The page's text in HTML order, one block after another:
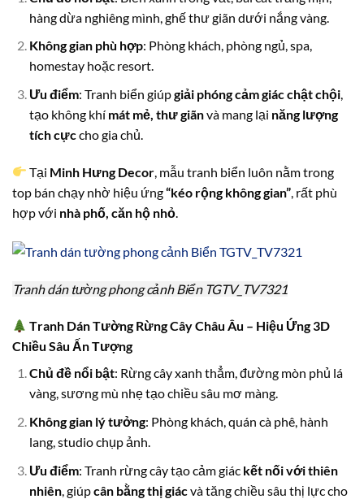
hàng dừa nghiêng mình, ghế thư giãn dưới nắng vàng.
Không gian phù hợp: Phòng khách, phòng ngủ, spa,
homestay hoặc resort.
Ưu điểm: Tranh biển giúpgiải phóng cảm giác chật chội,
tạo không khí mát mẻ, thư giãnvà mang lại năng lượng
tích cựccho gia chủ.
Tại Minh Hưng Decor , mẫu tranh biển luôn nằm trong
top bán chạy nhờ hiệu ứng“kéo rộng không gian” , rất phù
hợp với nhà phố, căn hộ nhỏ
Tranh dán tường phong cảnh Biển TGTV_TV7321
Tranh Dán Tường Rừng Cây Châu Âu – Hiệu Ứng 3D
Chiều Sâu Ấn Tượng
Chủ đề nổi bật: Rừng cây xanh thẳm, đường mòn phủ lá
vàng, sương mù nhẹ tạo chiều sâu mơ màng.
Không gian lý tưởng: Phòng khách, quán cà phê, hành
lang, studio chụp ảnh.
Ưu điểm: Tranh rừng cây tạo cảm giác kết nối với thiên
nhiên, giúpcân bằng thị giácvà tăng chiều sâu thị lực cho